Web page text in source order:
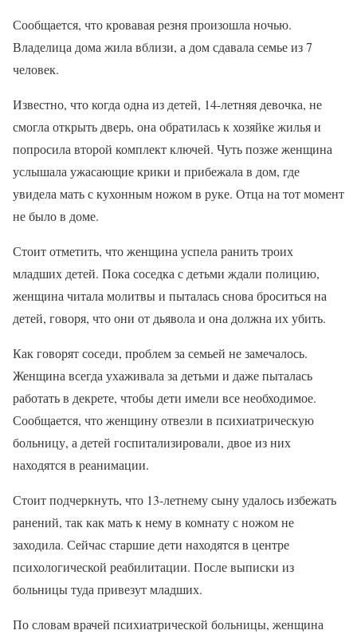
Сообщается, что кровавая резня произошла ночью.
Владелица дома жила вблизи, а дом сдавала семье из 7
человек.
Известно, что когда одна из детей, 14-летняя девочка, не
смогла открыть дверь, она обратилась к хозяйке жилья и
попросила второй комплект ключей. Чуть позже женщина
услышала ужасающие крики и прибежала в дом, где
увидела мать с кухонным ножом в руке. Отца на тот момент
не было в доме.
Стоит отметить, что женщина успела ранить троих
младших детей. Пока соседка с детьми ждали полицию,
женщина читала молитвы и пыталась снова броситься на
детей, говоря, что они от дьявола и она должна их убить.
Как говорят соседи, проблем за семьей не замечалось.
Женщина всегда ухаживала за детьми и даже пыталась
работать в декрете, чтобы дети имели все необходимое.
Сообщается, что женщину отвезли в психиатрическую
больницу, а детей госпитализировали, двое из них
находятся в реанимации.
Стоит подчеркнуть, что 13-летнему сыну удалось избежать
ранений, так как мать к нему в комнату с ножом не
заходила. Сейчас старшие дети находятся в центре
психологической реабилитации. После выписки из
больницы туда привезут младших.
По словам врачей психиатрической больницы, женщина